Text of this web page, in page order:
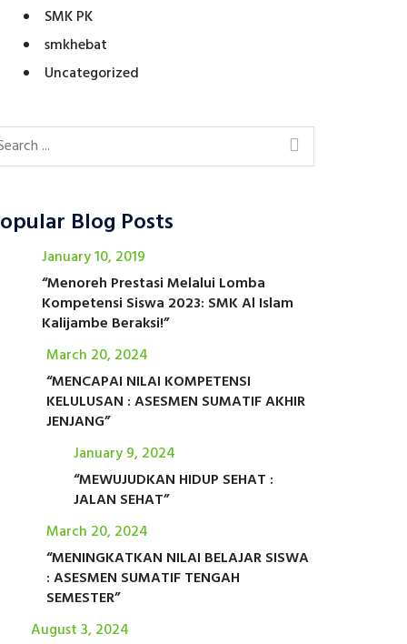
SMK PK
smkhebat
Uncategorized
Blog Posts
January 10, 2019
“Menoreh Prestasi Melalui Lomba
Kompetensi Siswa 2023: SMK Al Islam
Kalijambe Beraksi!”
March 20, 2024
“MENCAPAI NILAI KOMPETENSI
KELULUSAN : ASESMEN SUMATIF AKHIR
JENJANG”
January 9, 2024
“MEWUJUDKAN HIDUP SEHAT :
JALAN SEHAT”
March 20, 2024
“MENINGKATKAN NILAI BELAJAR SISWA
: ASESMEN SUMATIF TENGAH
SEMESTER”
August 3, 2024